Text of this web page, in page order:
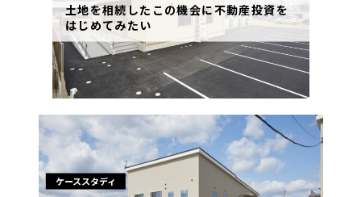
土地を相続したこの機会に不動産投資を
はじめてみたい
ケーススタディ